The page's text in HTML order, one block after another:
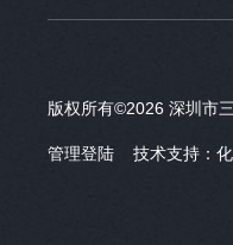
版权所有©2026 深圳市
管理登陆 技术支持：